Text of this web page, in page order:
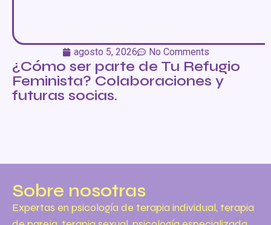
agosto 5, 2026 No Comments
¿Cómo ser parte de Tu Refugio
Feminista? Colaboraciones y
futuras socias.
Sobre nosotras
Expertas en psicología de terapia individual, terapia